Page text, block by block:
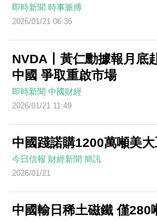
即時新聞 時事脈搏
2026/01/21 06:36
NVDA丨黃仁勳據報月底
中國 爭取重啟市場
即時新聞 中國財經
2026/01/21 11:49
中國踐諾購1200萬噸美
今日信報 財經新聞 簡訊
2026/01/21
中國輸日稀土磁鐵 僅280